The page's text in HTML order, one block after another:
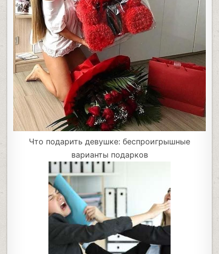
Что подарить девушке: беспроигрышные
варианты подарков